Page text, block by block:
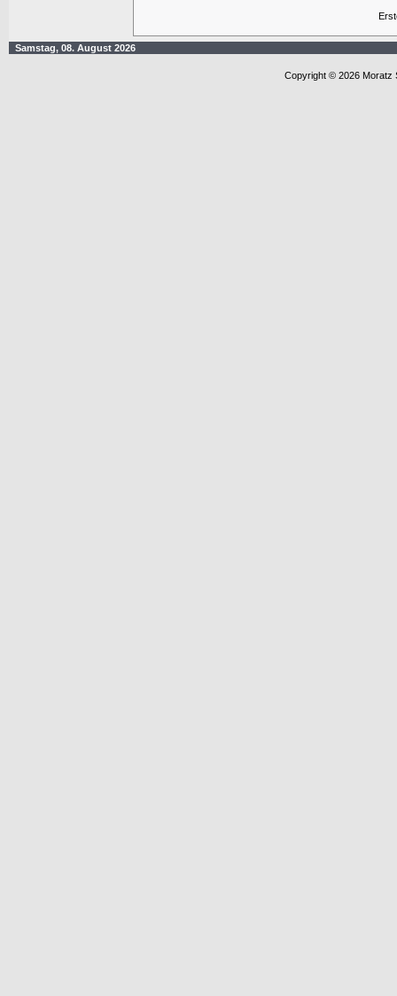
Samstag, 08. August 2026
Copyright © 2026 Moratz